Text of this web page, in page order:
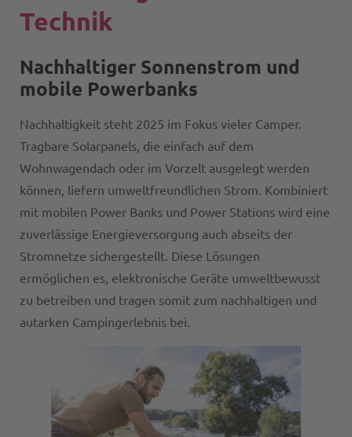
Technik
Nachhaltiger Sonnenstrom und
mobile Powerbanks
Nachhaltigkeit steht 2025 im Fokus vieler Camper.
Tragbare Solarpanels, die einfach auf dem
Wohnwagendach oder im Vorzelt ausgelegt werden
können, liefern umweltfreundlichen Strom. Kombiniert
mit mobilen Power Banks und Power Stations wird eine
zuverlässige Energieversorgung auch abseits der
Stromnetze sichergestellt. Diese Lösungen
ermöglichen es, elektronische Geräte umweltbewusst
zu betreiben und tragen somit zum nachhaltigen und
autarken Campingerlebnis bei.